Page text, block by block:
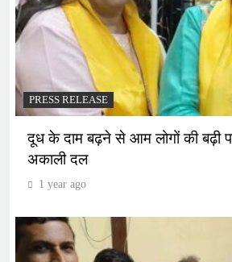
PRESS RELEASE
दूध के दाम बढ़ने से आम लोगों की बढ़ी
अकाली दल
1 year ago